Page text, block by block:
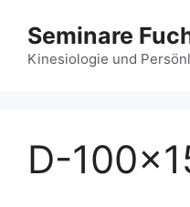
Inhalt
springen
Seminare
Kinesiologie und
D-